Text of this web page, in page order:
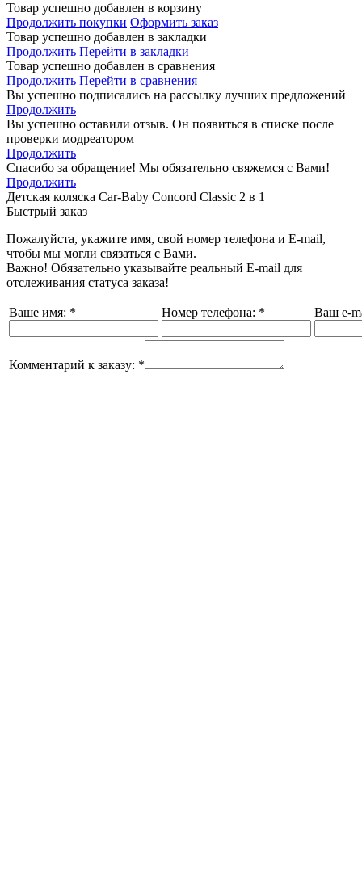
Товар успешно добавлен в корзину
Продолжить покупки Оформить заказ
Товар успешно добавлен в закладки
Продолжить Перейти в закладки
Товар успешно добавлен в сравнения
Продолжить Перейти в сравнения
Вы успешно подписались на рассылку лучших предложений
Продолжить
Вы успешно оставили отзыв. Он появиться в списке после
проверки модреатором
Продолжить
Спасибо за обращение! Мы обязательно свяжемся с Вами!
Продолжить
Детская коляска Car-Baby Concord Classiс 2 в 1
Быстрый заказ
Пожалуйста, укажите имя, свой номер телефона и E-mail,
чтобы мы могли связаться с Вами.
Важно! Обязательно указывайте реальный E-mail для
отслеживания статуса заказа!
Ваше имя: * Номер телефона: * Ваш e-
Комментарий к заказу: *